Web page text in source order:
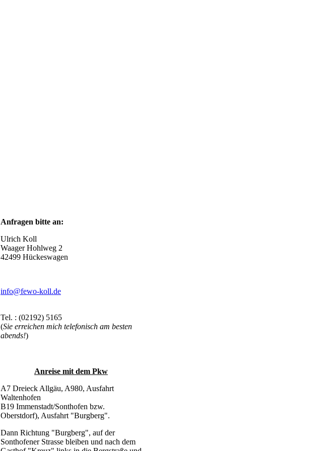
Anfragen bitte an:
Ulrich Koll
Waager Hohlweg 2
42499 Hückeswagen
info@fewo-koll.de
Tel. : (02192) 5165
(Sie erreichen mich telefonisch am besten
abends!)
Anreise mit dem Pkw
A7 Dreieck Allgäu, A980, Ausfahrt
Waltenhofen
B19 Immenstadt/Sonthofen bzw.
Oberstdorf), Ausfahrt "Burgberg".
Dann Richtung "Burgberg", auf der
Sonthofener Strasse bleiben und nach dem